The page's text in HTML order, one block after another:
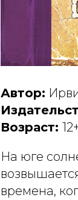
Автор:
Возраст:
На юге
времена,